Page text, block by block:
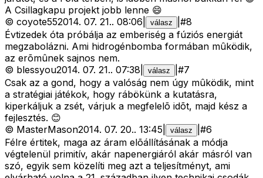
A Csillagkapu projekt jobb lenne 😄
© coyote552014. 07. 21.. 08:06 válasz #8
Évtizedek óta próbálja az emberiség a fúziós energiát
megzabolázni. Ami hidrogénbomba formában mûködik,
az erõmûnek sajnos nem.
© blessyou2014. 07. 21.. 07:38 válasz #7
Csak az a gond, hogy a valóság nem úgy mûködik, mint
a stratégiai játékok, hogy rábökünk a kutatásra,
kiperkáljuk a zsét, várjuk a megfelelõ idõt, majd kész a
fejlesztés. 😊
© MasterMason2014. 07. 20.. 13:45 válasz #6
Félre értitek, maga az áram elõállításának a módja
végtelenül primitív, akár napenergiáról akár másról van
szó, egyik sem közelíti meg azt a teljesítményt, ami